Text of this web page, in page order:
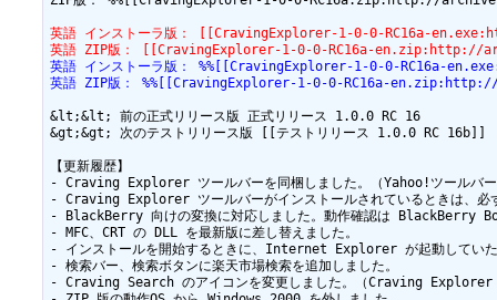
英語 インストーラ版： [[CravingExplorer-1-0-0-RC16a-
英語 ZIP版： [[CravingExplorer-1-0-0-RC16a-en.zip:http://
英語 インストーラ版： %%[[CravingExplorer-1-0-0-RC16a-
英語 ZIP版： %%[[CravingExplorer-1-0-0-RC16a-
&lt;&lt; 前の正式リリース版 正式リリース 1.0.0 RC 16
&gt;&gt; 次のテストリリース版 [[テストリリース 1.0.0 RC 16b]]
【更新履歴】
- Craving Explorer ツールバーを同梱しました。（Yahoo!ツールバ
- Craving Explorer ツールバーがインストールされているときは、必
- BlackBerry 向けの変換に対応しました。動作確認は BlackBerry
- MFC、CRT の DLL を最新版に差し替えました。
- インストールを開始するときに、Internet Explorer が起動していた
- 検索バー、検索ボタンに楽天市場検索を追加しました。
- Craving Search のアイコンを変更しました。（Craving Explorer ア